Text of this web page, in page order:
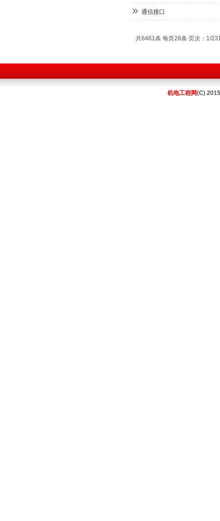
通信接口
共6461条 每页28条 页次：1/
机电工程网(C)